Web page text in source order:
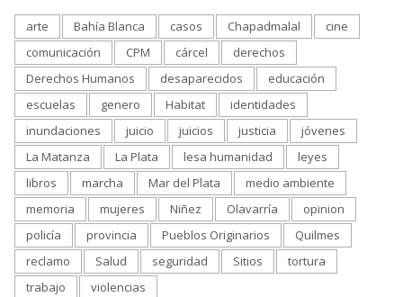
arte Bahía Blanca casos Chapadmalal
cine
comunicación
CPM cárcel
derechos
Derechos Humanos
desaparecidos
educación
escuelas
genero Habitat
identidades
inundaciones
juicio juicios justicia
jóvenes
La Matanza
La Plata lesa humanidad
leyes
libros
marcha Mar del Plata
medio ambiente
memoria
mujeres Niñez Olavarría
opinion
policía
provincia Pueblos Originarios
Quilmes
reclamo
Salud seguridad Sitios
tortura
trabajo
violencias